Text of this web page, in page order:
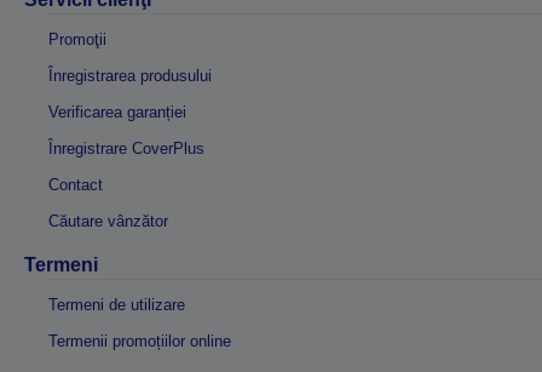
Promoţii
Înregistrarea produsului
Verificarea garanției
Înregistrare CoverPlus
Contact
Căutare vânzător
Termeni
Termeni de utilizare
Termenii promoțiilor online